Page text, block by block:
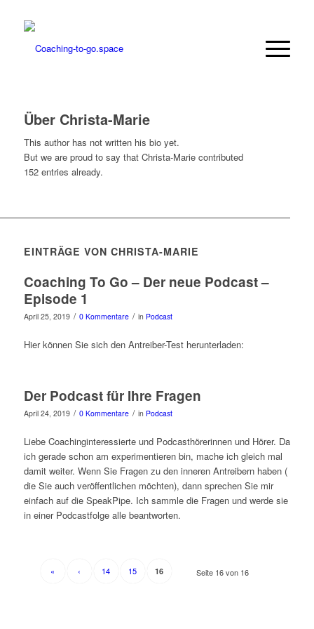
Über Christa-Marie
This author has not written his bio yet.
But we are proud to say that Christa-Mariecontributed
152 entries already.
EINTRÄGE VON CHRISTA-MARIE
Coaching To Go – Der neue Podcast –
Episode 1
April 25, 2019 / 0 Kommentare / in Podcast
Hier können Sie sich den Antreiber-Test herunterladen:
Der Podcast für Ihre Fragen
April 24, 2019 / 0 Kommentare / in Podcast
Liebe Coachinginteressierte und Podcasthörerinnen und Hörer. Da
ich gerade schon am experimentieren bin, mache ich gleich mal
damit weiter. Wenn Sie Fragen zu den inneren Antreibern haben (
die Sie auch veröffentlichen möchten), dann sprechen Sie mir
einfach auf die SpeakPipe. Ich sammle die Fragen und werde sie
in einer Podcastfolge alle beantworten.
Seite 16 von 16
« ‹ 14 15 16